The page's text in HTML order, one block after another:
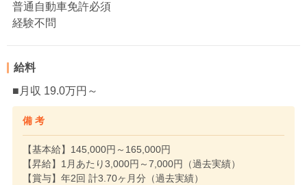
普通自動車免許必須
経験不問
給料
■月収 19.0万円～
備 考
【基本給】145,000円～165,000円
【昇給】1月あたり3,000円～7,000円（過去実績）
【賞与】年2回 計3.70ヶ月分（過去実績）